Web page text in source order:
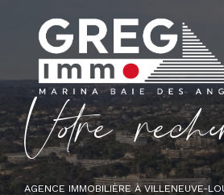
Vore rec
AGENCE IMMOBILIÈRE À VILLENEUVE-